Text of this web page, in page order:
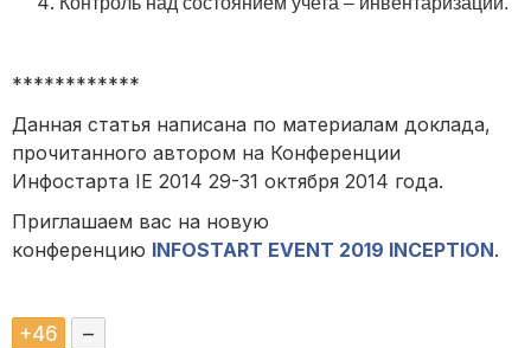
************
Данная статья написана по материалам доклада,
прочитанного автором на Конференции
Инфостарта IE 2014 29-31 октября 2014 года.
Приглашаем вас на новую
конференцию INFOSTART EVENT 2019 INCEPTION.
+46 –